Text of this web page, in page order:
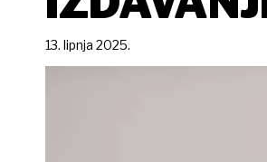
13. lipnja 2025.